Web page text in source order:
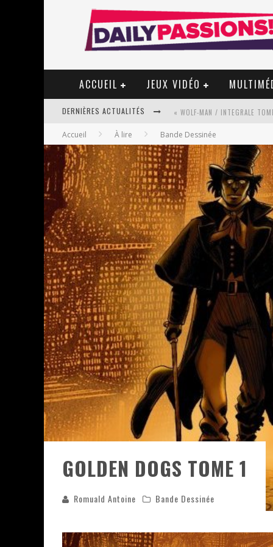
ACCUEIL JEUX VIDÉO
DERNIÈRES ACTUALITÉS « WOLF-MAN / INTEGRALE
« MON VILLAGE RÉVOLTÉ » -
STAR FOX
PSYRIVER 2026 : LA MAGIE
« MOFUSAND / PARLER
ASSASSIN'S CREED BLACK FLAG
« LE VENT DAND LES SAULES
« DAMN THEM ALL » - UN DUO
YOSHI AND THE MYSTERIOUS
Accueil À lire Bande Dessinée
GOLDEN DOGS TOME 1
Romuald Antoine Bande Dessinée